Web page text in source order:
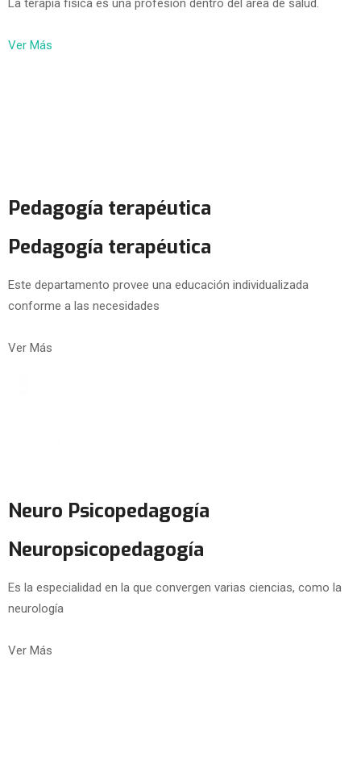
La terapia física es una profesión dentro del área de salud.
Ver Más
Pedagogía terapéutica
Pedagogía terapéutica
Este departamento provee una educación individualizada
conforme a las necesidades
Ver Más
Neuro Psicopedagogía
Neuropsicopedagogía
Es la especialidad en la que convergen varias ciencias, como la
neurología
Ver Más